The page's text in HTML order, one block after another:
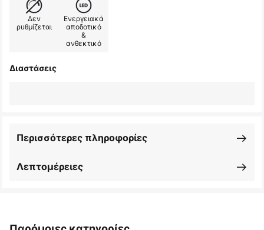
Δεν
ρυθμίζεται
Ενεργειακά
αποδοτικό
&
ανθεκτικό
Διαστάσεις
Λεπτομέρειες
Περισσότερες πληροφορίες